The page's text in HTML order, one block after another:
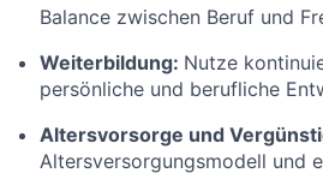
Balance zwischen Beruf und
Weiterbildung: Nutze
persönliche und berufliche
Altersvorsorge und
Altersversorgungsmodell und